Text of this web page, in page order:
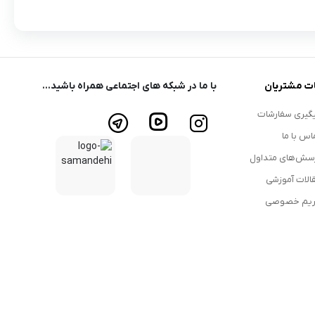
مشتریان
سفارشات
با ما
متداول
آموزشی
خصوصی
با ما در شبکه های اجتماعی همراه باشید...